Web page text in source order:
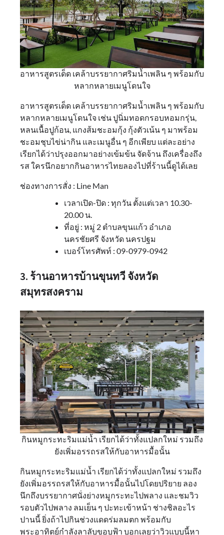
อาหารสูตรเด็ด เคล้าบรรยากาศริมน้ำเพลิน ๆ พร้อมกับ
หลากหลายเมนูโดนใจ
อาหารสูตรเด็ด เคล้าบรรยากาศริมน้ำเพลิน ๆ พร้อมกับ
หลากหลายเมนูโดนใจ เช่น ปูนิ่มทอดกรอบหอมกรุ่น,
หลนเนื้อปูก้อน, แกงส้มชะอมกุ้ง กุ้งตัวเน้น ๆ มาพร้อม
ชะอมชุบไข่น่ากิน และเมนูอื่น ๆ อีกเพียบ แต่ละอย่าง
เรียกได้ว่าปรุงออกมาอย่างเข้มข้น จัดจ้าน ถึงเครื่องถึง
รส ใครนึกอยากกินอาหารไทยลองไปที่ร้านนี้ดูได้เลย
ช่องทางการสั่ง : Line Man
เวลาเปิด-ปิด : ทุกวัน ตั้งแต่เวลา 10.30-
20.00 น.
ที่อยู่ : หมู่ 2 ตำบลขุนแก้ว อำเภอ
นครชัยศรี จังหวัด นครปฐม
เบอร์โทรศัพท์ : 09-0979-0942
3. ร้านอาหารบ้านขุนทวี จังหวัด
สมุทรสงคราม
กินหมูกระทะริมแม่น้ำ เรียกได้ว่าทั้งแปลกใหม่ รวมถึง
ยังเพิ่มอรรถรสให้กับอาหารมื้อนั้น
กินหมูกระทะริมแม่น้ำ เรียกได้ว่าทั้งแปลกใหม่ รวมถึง
ยังเพิ่มอรรถรสให้กับอาหารมื้อนั้นไปโดยปริยาย ลอง
นึกถึงบรรยากาศนั่งย่างหมูกระทะไปพลาง และชมวิว
รอบตัวไปพลาง ลมเย็น ๆ ปะทะเข้าหน้า ช่างชิลอะไร
ปานนี้ ยิ่งถ้าไปกินช่วงแดดร่มลมตก พร้อมกับ
พระอาทิตย์กำลังลาลับขอบฟ้า บอกเลยว่าวิวแบบนี้หา